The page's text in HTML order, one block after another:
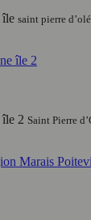
île saint pierre
2 Saint Pierre